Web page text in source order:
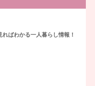
ばわかる一人暮らし情報！